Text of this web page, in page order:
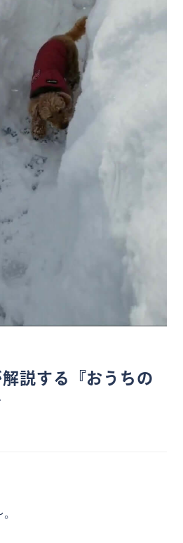
説する『おうちの